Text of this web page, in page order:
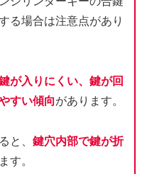
る場合は注意点があり
が入りにくい、鍵が回
すい傾向があります。
と、 鍵穴内部で鍵が折
す。